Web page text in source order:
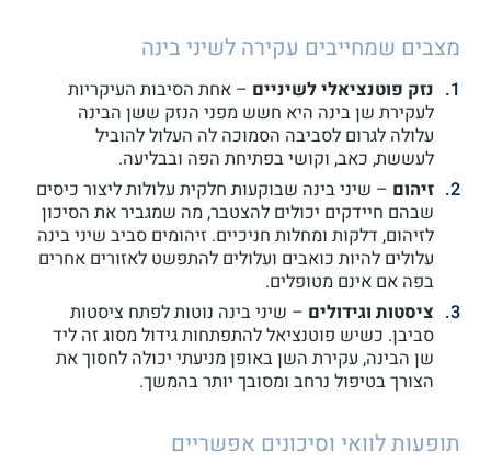
מצבים שמחייבים עקירה לשיני בינה
נזק פוטנציאלי לשיניים – אחת הסיבות העיקריות
לעקירת שן בינה היא חשש מפני הנזק ששן הבינה
עלולה לגרום לסביבה הסמוכה לה העלול להוביל
לעששת, כאב, וקושי בפתיחת הפה ובבליעה.
זיהום – שיני בינה שבוקעות חלקית עלולות ליצור כיסים
שבהם חיידקים יכולים להצטבר, מה שמגביר את הסיכון
לזיהום, דלקות ומחלות חניכיים. זיהומים סביב שיני בינה
עלולים להיות כואבים ועלולים להתפשט לאזורים אחרים
בפה אם אינם מטופלים.
ציסטות וגידולים – שיני בינה נוטות לפתח ציסטות
סביבן. כשיש פוטנציאל להתפתחות גידול מסוג זה ליד
שן הבינה, עקירת השן באופן מניעתי יכולה לחסוך את
הצורך בטיפול נרחב ומסובך יותר בהמשך.
תופעות לוואי וסיכונים אפשריים